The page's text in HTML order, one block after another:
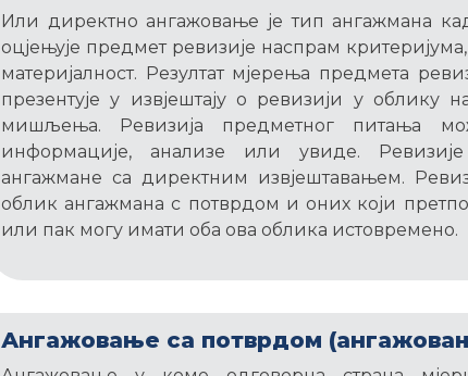
Или директно ангажовање је тип ангажмана
оцјењује предмет ревизије наспрам
материјалност. Резултат мјерења предмета
презентује у извјештају о ревизији у облику
мишљења. Ревизија предметног питања
информације, анализе или увиде.
ангажмане са директним извјештавањем.
облик ангажмана с потврдом и оних који
или пак могу имати оба ова облика истовремено.
Ангажовање са потврдом